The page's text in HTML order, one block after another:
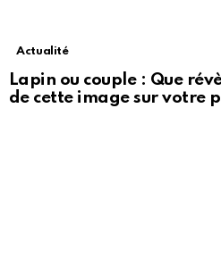
Actualité
Lapin ou couple : Que
de cette image sur votre